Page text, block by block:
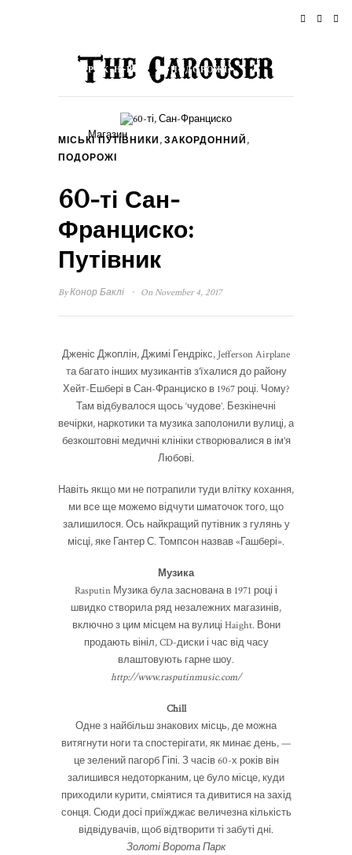
РОК-Н-РОЛ ПОДОРОЖІ
Магазин
ПРО ПРОЄКТ
МІСЬКІ ПУТІВНИКИ, ЗАКОРДОННИЙ,
ПОДОРОЖІ
60-ті Сан-
Франциско:
Путівник
ByКонор Баклі · On November 4, 2017
Дженіс Джоплін, Джимі Гендрікс, Jefferson Airplane
та багато інших музикантів з'їхалися до району
Хейт-Ешбері в Сан-Франциско в 1967 році. Чому?
Там відбувалося щось ‘чудове’. Безкінечні
вечірки, наркотики та музика заполонили вулиці, а
безкоштовні медичні клініки створювалися в ім'я
Любові.
Навіть якщо ми не потрапили туди влітку кохання,
ми все ще можемо відчути шматочок того, що
залишилося. Ось найкращий путівник з гулянь у
місці, яке Гантер С. Томпсон назвав «Гашбері».
Музика
Rasputin Музика була заснована в 1971 році і
швидко створила ряд незалежних магазинів,
включно з цим місцем на вулиці Haight. Вони
продають вініл, CD-диски і час від часу
влаштовують гарне шоу.
http://www.rasputinmusic.com/
Chill
Одне з найбільш знакових місць, де можна
витягнути ноги та спостерігати, як минає день, —
це зелений пагорб Гіпі. З часів 60-х років він
залишився недоторканим, це було місце, куди
приходили курити, сміятися та дивитися на захід
сонця. Сюди досі приїжджає величезна кількість
відвідувачів, щоб відтворити ті забуті дні.
Золоті Ворота Парк